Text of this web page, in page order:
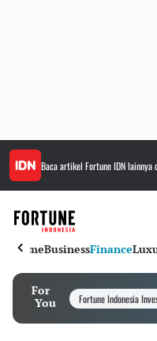
Baca artikel Fortune IDNlainnya
HomeBusinessFinance
For
You
Fortune Indonesia